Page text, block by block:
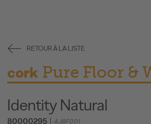
RETOUR À LA LISTE
cork Pure Floor &
Identity Natural
80000295 AJ8F001